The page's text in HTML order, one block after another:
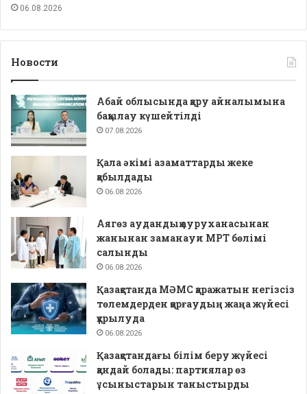
06.08.2026
Новости
Абай облысында қару айналымына
бақылау күшейтілді
07.08.2026
Қала әкімі азаматтарды жеке
қабылдады
06.08.2026
Аягөз аудандық ауруханасынан
жанынан заманауи МРТ бөлімі
салынды
06.08.2026
Қазақстанда МӘМС қаражатын негізсіз
төлемдерден қорғаудың жаңа жүйесі
құрылуда
06.08.2026
Қазақстандағы білім беру жүйесі
қандай болады: партиялар өз
ұсыныстарын таныстырды